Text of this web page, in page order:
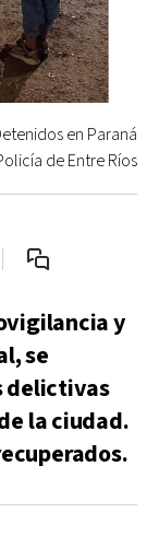
en Paraná
de Entre Ríos
y
se
delictivas
la ciudad.